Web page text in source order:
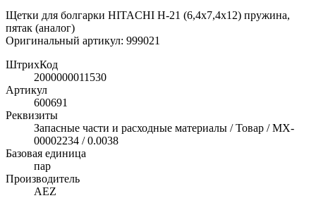
Щетки для болгарки HITACHI Н-21 (6,4x7,4x12) пружина,
пятак (аналог)
Оригинальный артикул: 999021
ШтрихКод
2000000011530
Артикул
600691
Реквизиты
Запасные части и расходные материалы / Товар / MX-
00002234 / 0.0038
Базовая единица
пар
Производитель
AEZ